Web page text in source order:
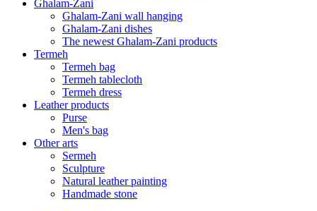
Ghalam-Zani
Ghalam-Zani wall hanging
Ghalam-Zani dishes
The newest Ghalam-Zani products
Termeh
Termeh bag
Termeh tablecloth
Termeh dress
Leather products
Purse
Men's bag
Other arts
Sermeh
Sculpture
Natural leather painting
Handmade stone